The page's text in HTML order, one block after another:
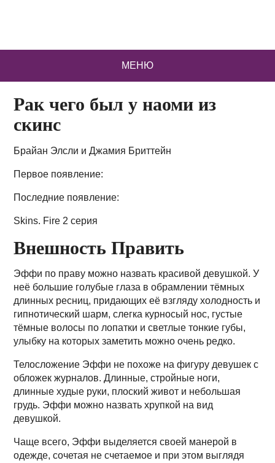
МЕНЮ
Рак чего был у наоми из
скинс
Брайан Элсли и Джамия Бриттейн
Первое появление:
Последние появление:
Skins. Fire 2 серия
Внешность Править
Эффи по праву можно назвать красивой девушкой. У
неё большие голубые глаза в обрамлении тёмных
длинных ресниц, придающих её взгляду холодность и
гипнотический шарм, слегка курносый нос, густые
тёмные волосы по лопатки и светлые тонкие губы,
улыбку на которых заметить можно очень редко.
Телосложение Эффи не похоже на фигуру девушек с
обложек журналов. Длинные, стройные ноги,
длинные худые руки, плоский живот и небольшая
грудь. Эффи можно назвать хрупкой на вид
девушкой.
Чаще всего, Эффи выделяется своей манерой в
одежде, сочетая не счетаемое и при этом выглядя